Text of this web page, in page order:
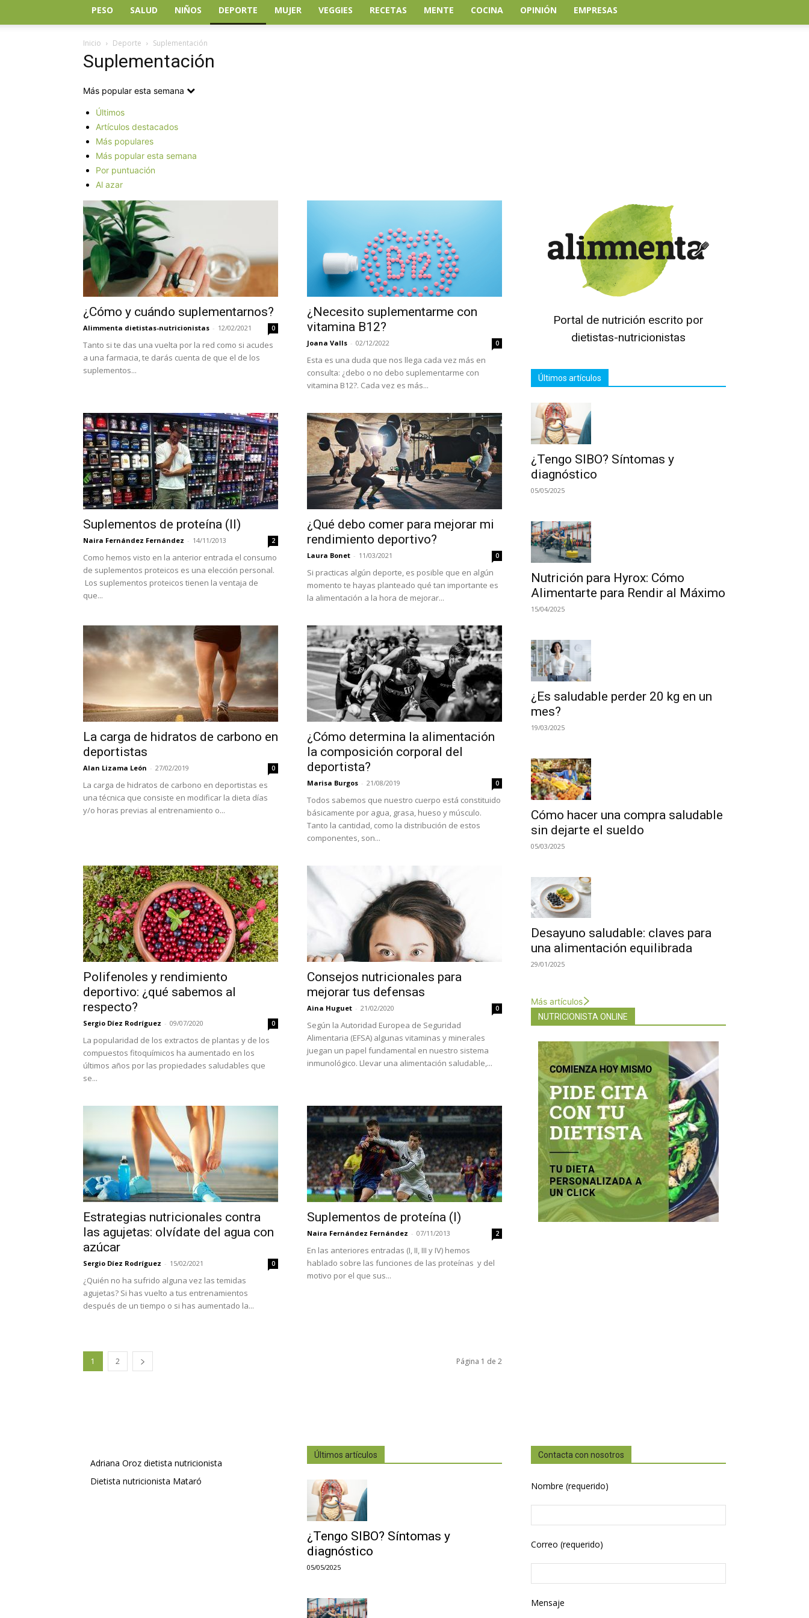
PESO SALUD NIÑOS DEPORTE MUJER VEGGIES RECETAS MENTE COCINA OPINIÓN EMPRESAS
Inicio Deporte Suplementación
Suplementación
Más popular esta semana
Últimos
Artículos destacados
Más populares
Más popular esta semana
Por puntuación
Al azar
¿Cómo y cuándo suplementarnos?
Alimmenta dietistas-nutricionistas - 12/02/2021 0
Tanto si te das una vuelta por la red como si acudes
a una farmacia, te darás cuenta de que el de los
suplementos...
¿Necesito suplementarme con
vitamina B12?
Joana Valls - 02/12/2022 0
Esta es una duda que nos llega cada vez más en
consulta: ¿debo o no debo suplementarme con
vitamina B12?. Cada vez es más...
Suplementos de proteína (II)
Naira Fernández Fernández - 14/11/2013 2
Como hemos visto en la anterior entrada el consumo
de suplementos proteicos es una elección personal.
Los suplementos proteicos tienen la ventaja de
que...
¿Qué debo comer para mejorar mi
rendimiento deportivo?
Laura Bonet - 11/03/2021 0
Si practicas algún deporte, es posible que en algún
momento te hayas planteado qué tan importante es
la alimentación a la hora de mejorar...
La carga de hidratos de carbono en
deportistas
Alan Lizama León - 27/02/2019 0
La carga de hidratos de carbono en deportistas es
una técnica que consiste en modificar la dieta días
y/o horas previas al entrenamiento o...
¿Cómo determina la alimentación
la composición corporal del
deportista?
Marisa Burgos - 21/08/2019 0
Todos sabemos que nuestro cuerpo está constituido
básicamente por agua, grasa, hueso y músculo.
Tanto la cantidad, como la distribución de estos
componentes, son...
Polifenoles y rendimiento
deportivo: ¿qué sabemos al
respecto?
Sergio Díez Rodríguez - 09/07/2020 0
La popularidad de los extractos de plantas y de los
compuestos fitoquímicos ha aumentado en los
últimos años por las propiedades saludables que
se...
Consejos nutricionales para
mejorar tus defensas
Aina Huguet - 21/02/2020 0
Según la Autoridad Europea de Seguridad
Alimentaria (EFSA) algunas vitaminas y minerales
juegan un papel fundamental en nuestro sistema
inmunológico. Llevar una alimentación saludable,...
Estrategias nutricionales contra
las agujetas: olvídate del agua con
azúcar
Sergio Díez Rodríguez - 15/02/2021 0
¿Quién no ha sufrido alguna vez las temidas
agujetas? Si has vuelto a tus entrenamientos
después de un tiempo o si has aumentado la...
Suplementos de proteína (I)
Naira Fernández Fernández - 07/11/2013 2
En las anteriores entradas (I, II, III y IV) hemos
hablado sobre las funciones de las proteínas y del
motivo por el que sus...
1 2 Página 1 de 2
Portal de nutrición escrito por
dietistas-nutricionistas
Últimos artículos
¿Tengo SIBO? Síntomas y
diagnóstico
05/05/2025
Nutrición para Hyrox: Cómo
Alimentarte para Rendir al Máximo
15/04/2025
¿Es saludable perder 20 kg en un
mes?
19/03/2025
Cómo hacer una compra saludable
sin dejarte el sueldo
05/03/2025
Desayuno saludable: claves para
una alimentación equilibrada
29/01/2025
Más artículos
NUTRICIONISTA ONLINE
Adriana Oroz dietista nutricionista
Dietista nutricionista Mataró
Últimos artículos
¿Tengo SIBO? Síntomas y
diagnóstico
05/05/2025
Contacta con nosotros
Nombre (requerido)
Correo (requerido)
Mensaje